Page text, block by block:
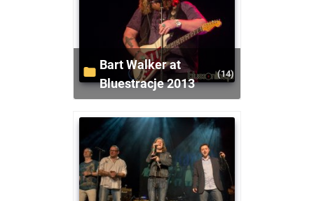
Bart Walker at
Bluestracje 2013
(14)